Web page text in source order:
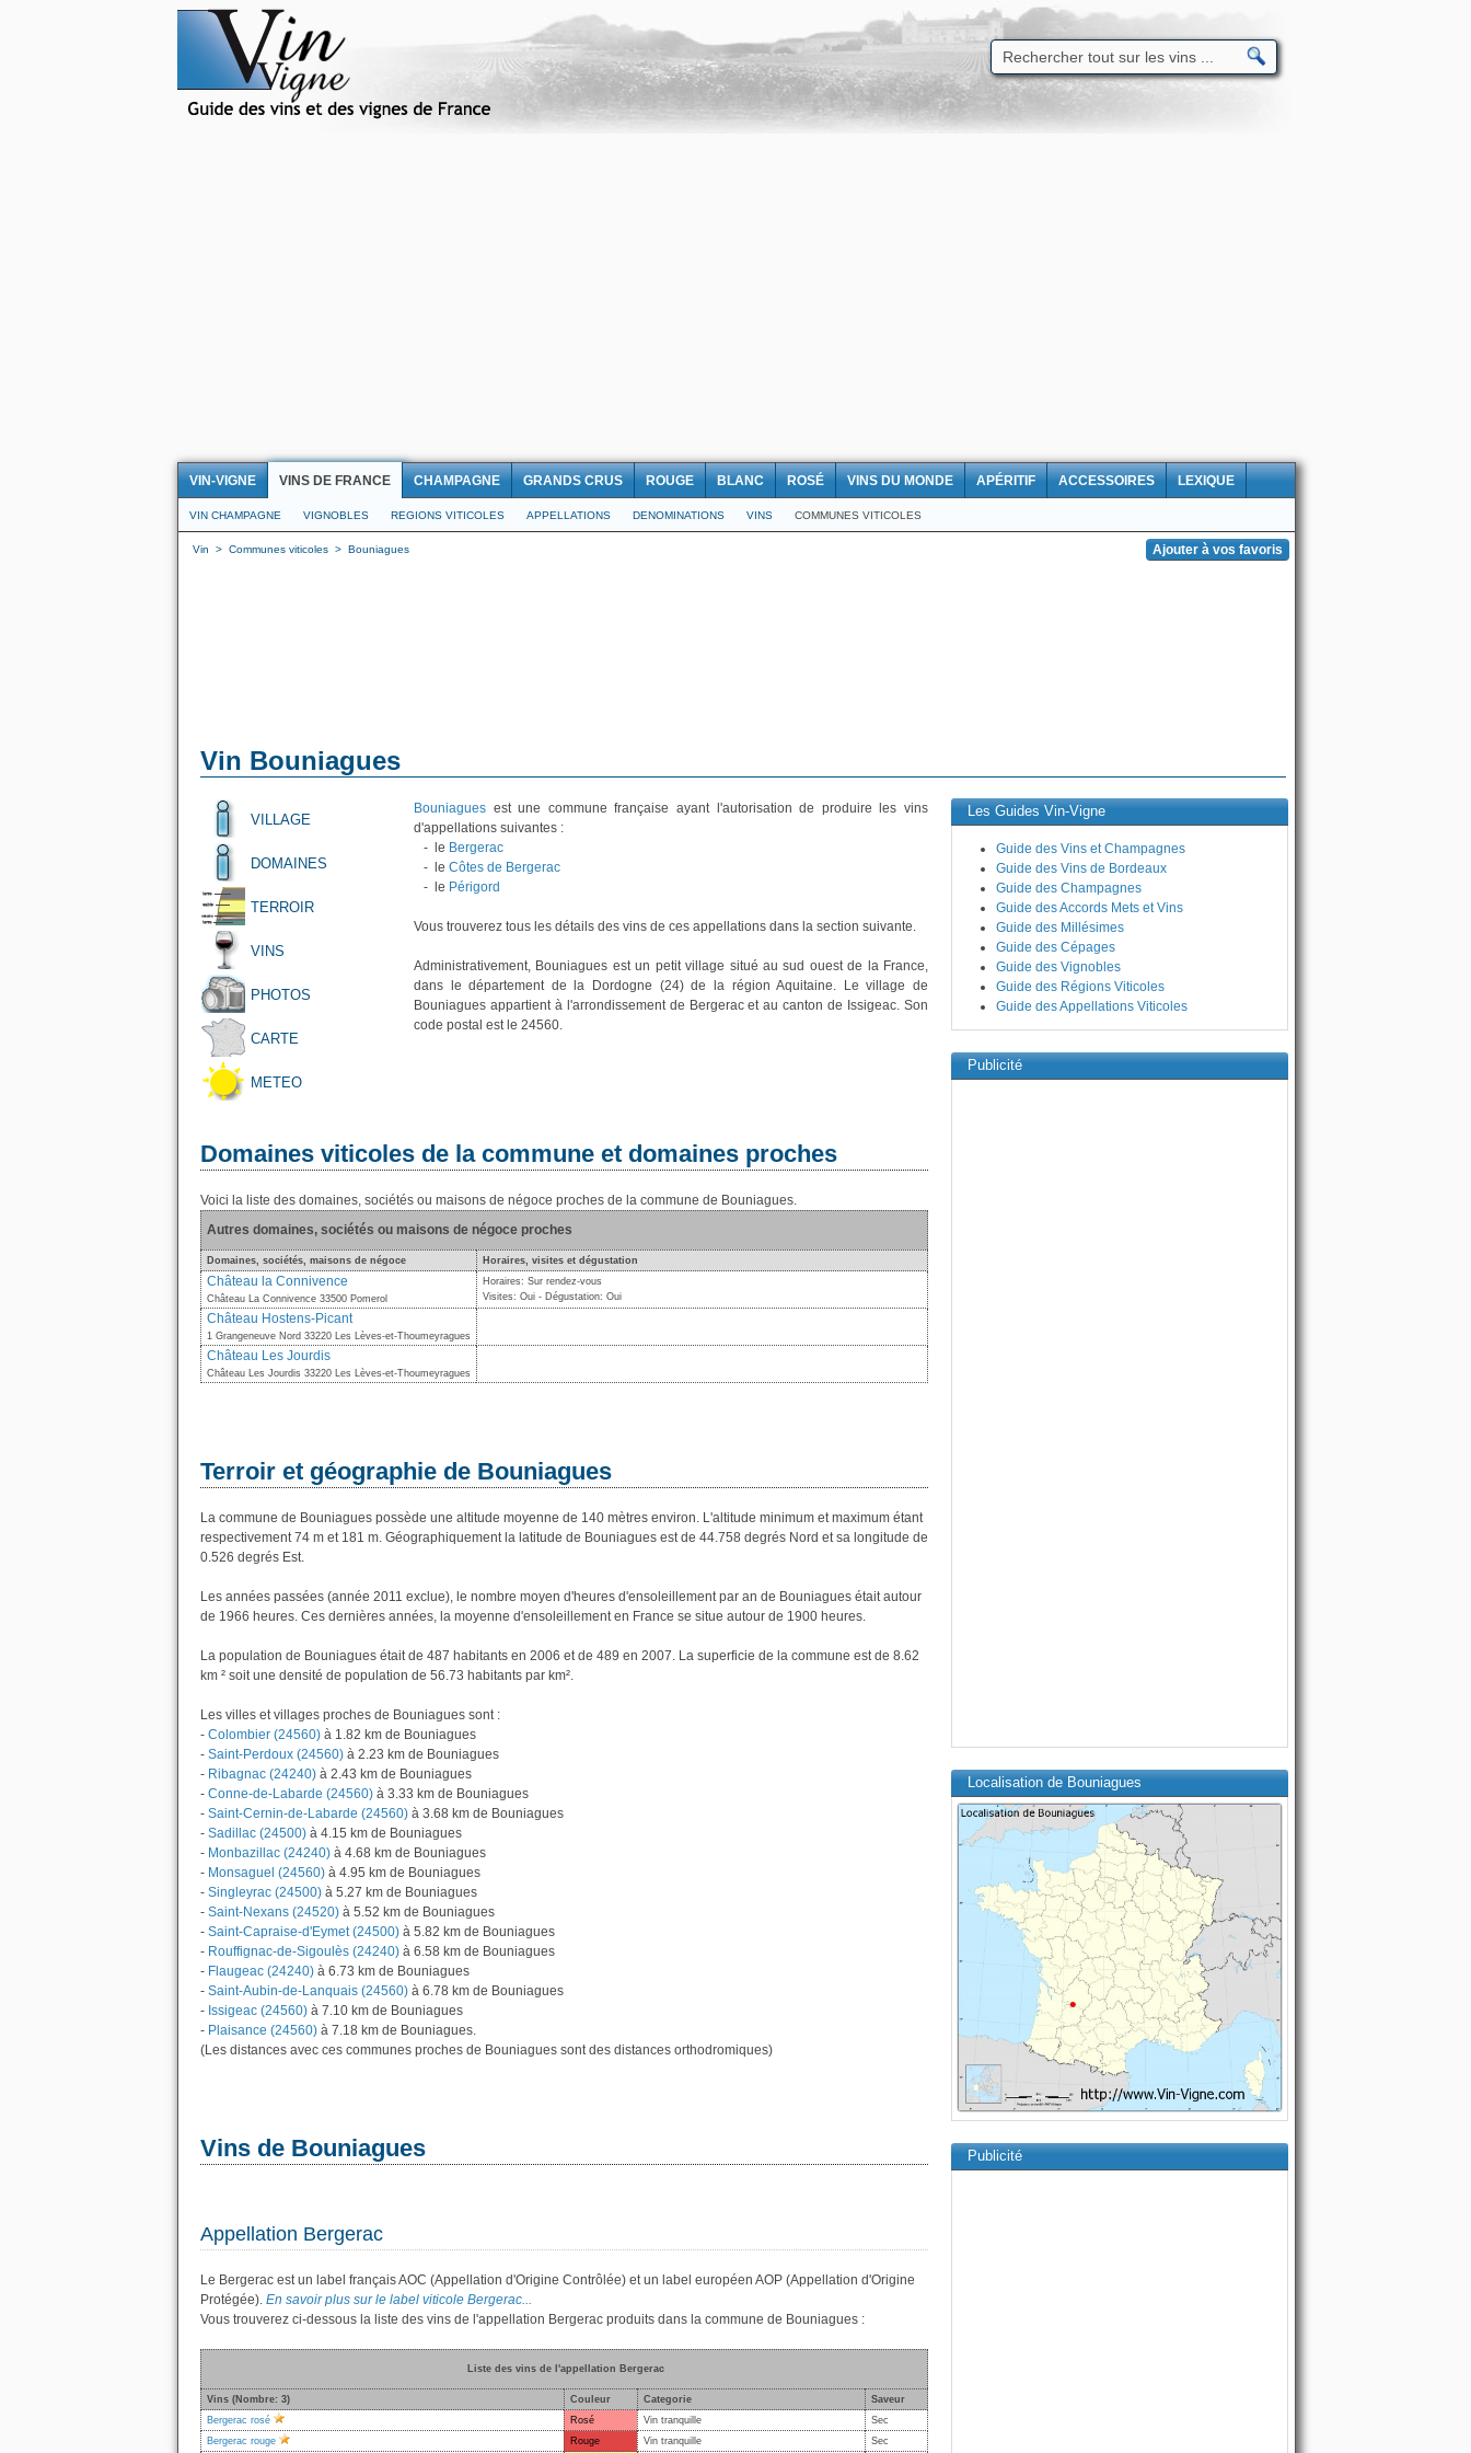
VIN-VIGNE VINS DE FRANCE CHAMPAGNE GRANDS CRUS ROUGE BLANC ROSÉ VINS DU MONDE APÉRITIF ACCESSOIRES LEXIQUE
VIN CHAMPAGNE VIGNOBLES REGIONS VITICOLES APPELLATIONS DENOMINATIONS VINS COMMUNES VITICOLES
Vin > Communes viticoles > Bouniagues
Vin Bouniagues
VILLAGE
DOMAINES
TERROIR
VINS
PHOTOS
CARTE
METEO
Bouniagues est une commune française ayant l'autorisation de produire les vins
d'appellations suivantes :
- le Bergerac
- le Côtes de Bergerac
- le Périgord
Vous trouverez tous les détails des vins de ces appellations dans la section suivante.
Administrativement, Bouniagues est un petit village situé au sud ouest de la France,
dans le département de la Dordogne (24) de la région Aquitaine. Le village de
Bouniagues appartient à l'arrondissement de Bergerac et au canton de Issigeac. Son
code postal est le 24560.
Domaines viticoles de la commune et domaines proches
Voici la liste des domaines, sociétés ou maisons de négoce proches de la commune de Bouniagues.
Autres domaines, sociétés ou maisons de négoce proches
Domaines, sociétés, maisons de négoce Horaires, visites et dégustation
Château la Connivence
Château La Connivence 33500 Pomerol
Horaires: Sur rendez-vous
Visites: Oui - Dégustation: Oui
Château Hostens-Picant
1 Grangeneuve Nord 33220 Les Lèves-et-Thoumeyragues
Château Les Jourdis
Château Les Jourdis 33220 Les Lèves-et-Thoumeyragues
Terroir et géographie de Bouniagues
La commune de Bouniagues possède une altitude moyenne de 140 mètres environ. L'altitude minimum et maximum étant
respectivement 74 m et 181 m. Géographiquement la latitude de Bouniagues est de 44.758 degrés Nord et sa longitude de
0.526 degrés Est.
Les années passées (année 2011 exclue), le nombre moyen d'heures d'ensoleillement par an de Bouniagues était autour
de 1966 heures. Ces dernières années, la moyenne d'ensoleillement en France se situe autour de 1900 heures.
La population de Bouniagues était de 487 habitants en 2006 et de 489 en 2007. La superficie de la commune est de 8.62
km ² soit une densité de population de 56.73 habitants par km².
Les villes et villages proches de Bouniagues sont :
- Colombier (24560) à 1.82 km de Bouniagues
- Saint-Perdoux (24560) à 2.23 km de Bouniagues
- Ribagnac (24240) à 2.43 km de Bouniagues
- Conne-de-Labarde (24560) à 3.33 km de Bouniagues
- Saint-Cernin-de-Labarde (24560) à 3.68 km de Bouniagues
- Sadillac (24500) à 4.15 km de Bouniagues
- Monbazillac (24240) à 4.68 km de Bouniagues
- Monsaguel (24560) à 4.95 km de Bouniagues
- Singleyrac (24500) à 5.27 km de Bouniagues
- Saint-Nexans (24520) à 5.52 km de Bouniagues
- Saint-Capraise-d'Eymet (24500) à 5.82 km de Bouniagues
- Rouffignac-de-Sigoulès (24240) à 6.58 km de Bouniagues
- Flaugeac (24240) à 6.73 km de Bouniagues
- Saint-Aubin-de-Lanquais (24560) à 6.78 km de Bouniagues
- Issigeac (24560) à 7.10 km de Bouniagues
- Plaisance (24560) à 7.18 km de Bouniagues.
(Les distances avec ces communes proches de Bouniagues sont des distances orthodromiques)
Vins de Bouniagues
Appellation Bergerac
Le Bergerac est un label français AOC (Appellation d'Origine Contrôlée) et un label européen AOP (Appellation d'Origine
Protégée). En savoir plus sur le label viticole Bergerac...
Vous trouverez ci-dessous la liste des vins de l'appellation Bergerac produits dans la commune de Bouniagues :
Liste des vins de l'appellation Bergerac
Vins (Nombre: 3) Couleur Categorie
Saveur
Bergerac rosé
Rosé Vin tranquille
Sec
Bergerac rouge
Rouge Vin tranquille
Sec
Les Guides Vin-Vigne
Guide des Vins et Champagnes
Guide des Vins de Bordeaux
Guide des Champagnes
Guide des Accords Mets et Vins
Guide des Millésimes
Guide des Cépages
Guide des Vignobles
Guide des Régions Viticoles
Guide des Appellations Viticoles
Publicité
Localisation de Bouniagues
Publicité